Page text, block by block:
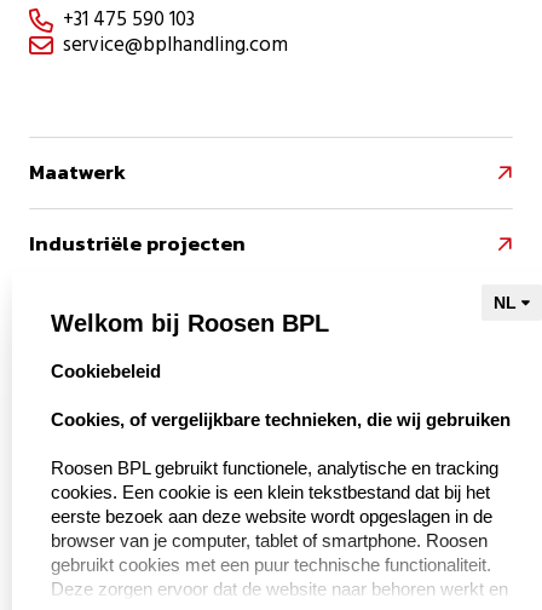
 +31 475 590 103
 service@bplhandling.com
Maatwerk 
Industriële projecten 
Referenties 
Naar Kieu Engineering
Over ons
Over BPL Handling
Welkom bij Roosen BPL
select language
Cookiebeleid
Cookies, of vergelijkbare technieken, die wij gebruiken‍
Roosen BPL gebruikt functionele, analytische en tracking
cookies. Een cookie is een klein tekstbestand dat bij het
eerste bezoek aan deze website wordt opgeslagen in de
browser van je computer, tablet of smartphone. Roosen
gebruikt cookies met een puur technische functionaliteit.
Deze zorgen ervoor dat de website naar behoren werkt en